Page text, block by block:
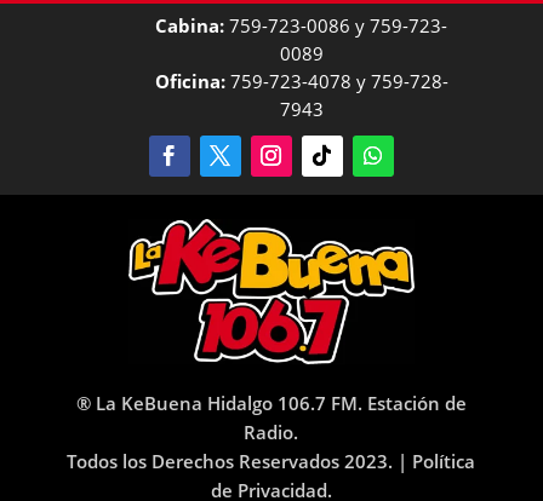
Cabina: 759-723-0086 y 759-723-
0089
Oficina:759-723-4078 y 759-728-
7943
® La KeBuena Hidalgo 106.7 FM. Estación de
Radio.
Todos los Derechos Reservados 2023. | Política
de Privacidad.